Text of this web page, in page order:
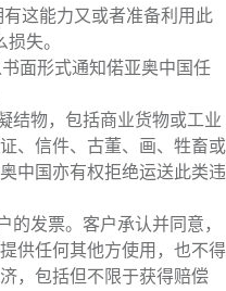
这能力又或者准备利用此
失。
面形式通知偌亚奥中国任
结物，包括商业货物或工业
、信件、古董、画、牲畜或
中国亦有权拒绝运送此类违
发票。客户承认并同意，
供任何其他方使用，也不得
，包括但不限于获得赔偿